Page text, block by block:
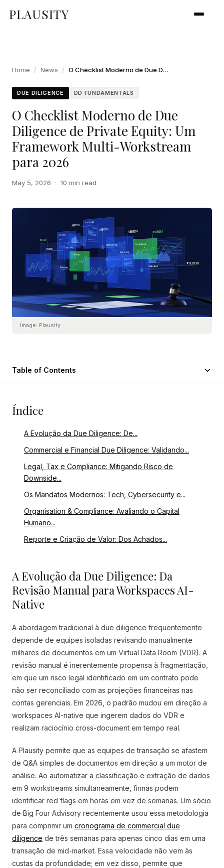
PLAUSITY
Home / News / O Checklist Moderno de Due Diligence de Private Equity: Um Framework Multi-Workstream para 2026
DUE DILIGENCE DD FUNDAMENTALS
O Checklist Moderno de Due
Diligence de Private Equity: Um
Framework Multi-Workstream
para 2026
May 5, 2026 · 10 min read
Image: Plausity
Table of Contents
Índice
A Evolução da Due Diligence: De...
Commercial e Financial Due Diligence: Validando...
Legal, Tax e Compliance: Mitigando Risco de
Downside...
Os Mandatos Modernos: Tech, Cybersecurity e...
Organisation & Compliance: Avaliando o Capital
Humano...
Reporte e Criação de Valor: Dos Achados...
A Evolução da Due Diligence: Da
Revisão Manual para Workspaces AI-
Native
A abordagem tradicional à due diligence frequentemente
depende de equipes isoladas revisando manualmente
milhares de documentos em um Virtual Data Room (VDR). A
revisão manual é inerentemente propensa à fragmentação,
em que um risco legal identificado em um contrato pode
não ser reconciliado com as projeções financeiras nas
contas gerenciais. Em 2026, o padrão mudou em direção a
workspaces AI-native que ingerem dados do VDR e
realizam raciocínio cross-document em tempo real.
A Plausity permite que as equipes de transação se afastem
de Q&A simples de documentos em direção a um motor de
análise. Ao automatizar a classificação e extração de dados
em 9 workstreams simultaneamente, firmas podem
identificar red flags em horas em vez de semanas. Um sócio
de Big Four Advisory recentemente usou essa metodologia
para comprimir um cronograma de commercial due
diligence de três semanas para apenas cinco dias em uma
transação de mid-market. Essa velocidade não vem às
custas da profundidade; em vez disso, permite que